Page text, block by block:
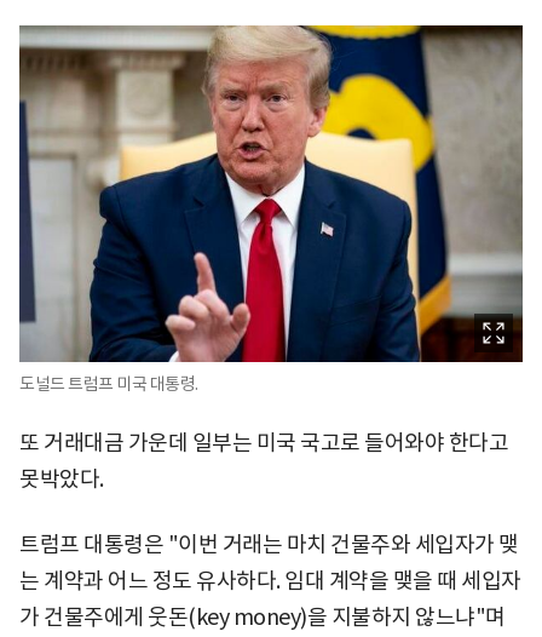
도널드 트럼프 미국 대통령.
또 거래대금 가운데 일부는 미국 국고로 들어와야 한다고
못박았다.
트럼프 대통령은 "이번 거래는 마치 건물주와 세입자가 맺
는 계약과 어느 정도 유사하다. 임대 계약을 맺을 때 세입자
가 건물주에게 웃돈(key money)을 지불하지 않느냐"며